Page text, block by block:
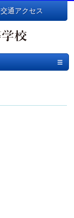
交通アクセス
≡